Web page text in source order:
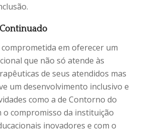
em oferecer um
que não só atende às
de seus atendidos mas
um desenvolvimento inclusivo e
como a de Contorno do
o compromisso da instituição
inovadores e com o